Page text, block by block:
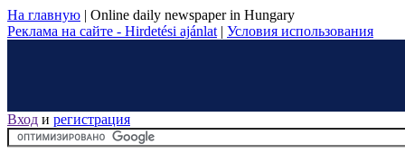
На главную | Online daily newspaper in Hungary
Реклама на сайте - Hirdetési ajánlat | Условия использования
Вход и регистрация